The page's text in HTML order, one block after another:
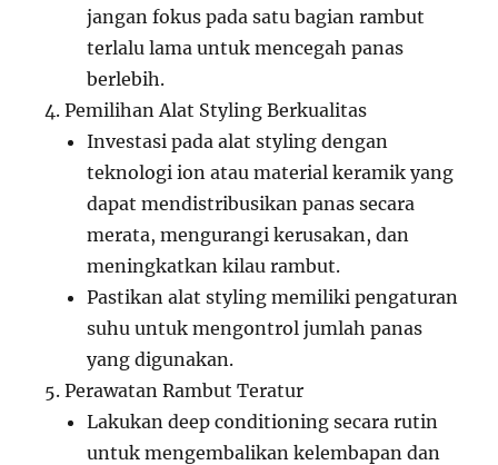
jangan fokus pada satu bagian rambut
terlalu lama untuk mencegah panas
berlebih.
Pemilihan Alat Styling Berkualitas
Investasi pada alat styling dengan
teknologi ion atau material keramik yang
dapat mendistribusikan panas secara
merata, mengurangi kerusakan, dan
meningkatkan kilau rambut.
Pastikan alat styling memiliki pengaturan
suhu untuk mengontrol jumlah panas
yang digunakan.
Perawatan Rambut Teratur
Lakukan deep conditioning secara rutin
untuk mengembalikan kelembapan dan